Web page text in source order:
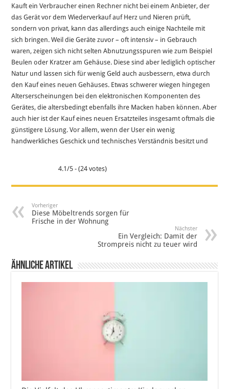
Kauft ein Verbraucher einen Rechner nicht bei einem Anbieter, der
das Gerät vor dem Wiederverkauf auf Herz und Nieren prüft,
sondern von privat, kann das allerdings auch einige Nachteile mit
sich bringen. Weil die Geräte zuvor – oft intensiv – in Gebrauch
waren, zeigen sich nicht selten Abnutzungsspuren wie zum Beispiel
Beulen oder Kratzer am Gehäuse. Diese sind aber lediglich optischer
Natur und lassen sich für wenig Geld auch ausbessern, etwa durch
den Kauf eines neuen Gehäuses. Etwas schwerer wiegen hingegen
Alterserscheinungen bei den elektronischen Komponenten des
Gerätes, die altersbedingt ebenfalls ihre Macken haben können. Aber
auch hier ist der Kauf eines neuen Ersatzteiles insgesamt oftmals die
günstigere Lösung. Vor allem, wenn der User ein wenig
handwerkliches Geschick und technisches Verständnis besitzt und
4.1/5 - (24 votes)
Vorheriger
Diese Möbeltrends sorgen für
Frische in der Wohnung
Nächster
Ein Vergleich: Damit der
Strompreis nicht zu teuer wird
Ähnliche Artikel